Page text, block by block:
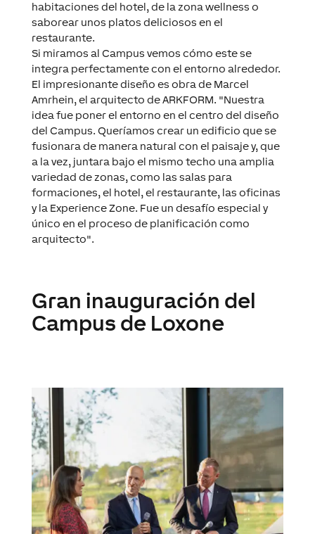
habitaciones del hotel, de la zona wellness o
saborear unos platos deliciosos en el
restaurante.
Si miramos al Campus vemos cómo este se
integra perfectamente con el entorno alrededor.
El impresionante diseño es obra de Marcel
Amrhein, el arquitecto de ARKFORM. "Nuestra
idea fue poner el entorno en el centro del diseño
del Campus. Queríamos crear un edificio que se
fusionara de manera natural con el paisaje y, que
a la vez, juntara bajo el mismo techo una amplia
variedad de zonas, como las salas para
formaciones, el hotel, el restaurante, las oficinas
y la Experience Zone. Fue un desafío especial y
único en el proceso de planificación como
arquitecto".
Gran inauguración del
Campus de Loxone